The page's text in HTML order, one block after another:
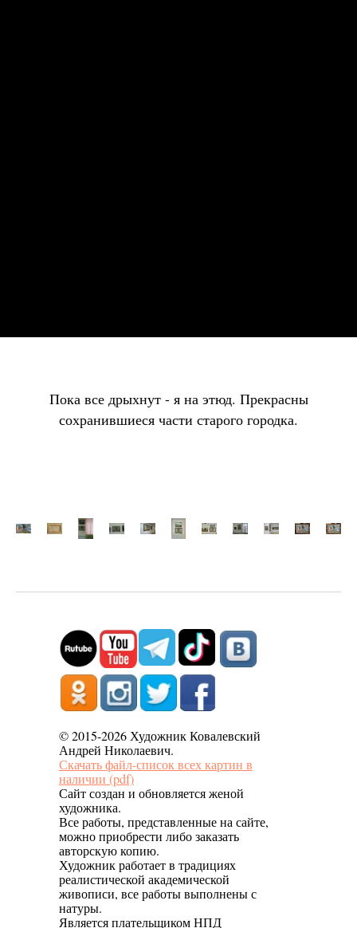
Пока все дрыхнут - я на этюд. Прекрасны
сохранившиеся части старого городка.
© 2015-2026 Художник Ковалевский
Андрей Николаевич.
Скачать файл-список всех картин в
наличии (pdf)
Сайт создан и обновляется женой
художника.
Все работы, представленные на сайте,
можно приобрести либо заказать
авторскую копию.
Художник работает в традициях
реалистической академической
живописи, все работы выполнены с
натуры.
Является плательщиком НПД